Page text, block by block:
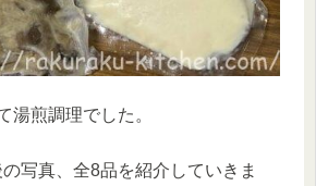
湯煎調理でした。
写真、全8品を紹介していきま